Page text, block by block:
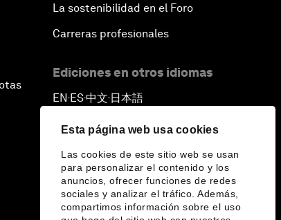
Esta página web usa cookies
Las cookies de este sitio web se usan
para personalizar el contenido y los
anuncios, ofrecer funciones de redes
sociales y analizar el tráfico. Además,
compartimos información sobre el uso
La sostenibilidad en el Foro
Carreras profesionales
Ediciones en otros idiomas
EN ▪ES▪中文▪ 日本語